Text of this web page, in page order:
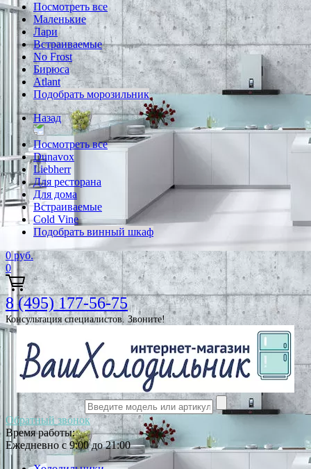
Посмотреть все
Маленькие
Лари
Встраиваемые
No Frost
Бирюса
Atlant
Подобрать морозильник
Назад
Посмотреть все
Dunavox
Liebherr
Для ресторана
Для дома
Встраиваемые
Cold Vine
Подобрать винный шкаф
0 руб.
0
8 (495) 177-56-75
Консультация специалистов. Звоните!
Обратный звонок
Время работы:
Ежедневно с 9:00 до 21:00